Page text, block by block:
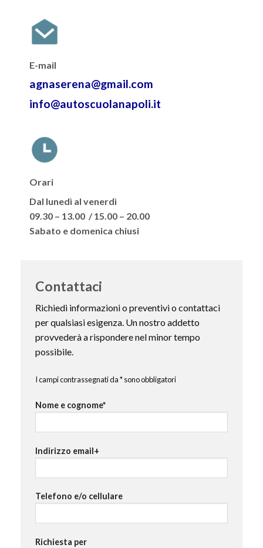
E-mail
agnaserena@gmail.com
info@autoscuolanapoli.it
Orari
Dal lunedì al venerdì
09.30 – 13.00 / 15.00 – 20.00
Sabato e domenica chiusi
Contattaci
Richiedi informazioni o preventivi o contattaci
per qualsiasi esigenza. Un nostro addetto
provvederà a rispondere nel minor tempo
possibile.
I campi contrassegnati da * sono obbligatori
Nome e cognome*
Indirizzo email+
Telefono e/o cellulare
Richiesta per